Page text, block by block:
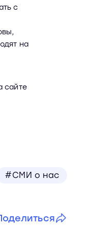
с
на
сайте
#СМИ о нас